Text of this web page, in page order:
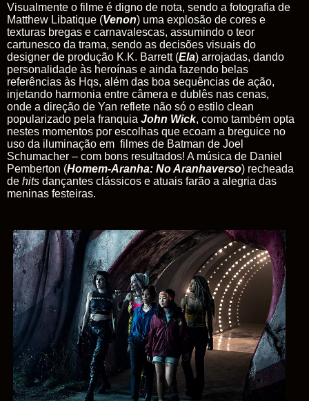
Visualmente o filme é digno de nota, sendo a fotografia de
Matthew Libatique (Venon) uma explosão de cores e
texturas bregas e carnavalescas, assumindo o teor
cartunesco da trama, sendo as decisões visuais do
designer de produção K.K. Barrett (Ela) arrojadas, dando
personalidade às heroínas e ainda fazendo belas
referências às Hqs, além das boa sequências de ação,
injetando harmonia entre câmera e dublês nas cenas,
onde a direção de Yan reflete não só o estilo clean
popularizado pela franquia John Wick, como também opta
nestes momentos por escolhas que ecoam a breguice no
uso da iluminação em filmes de Batman de Joel
Schumacher – com bons resultados! A música de Daniel
Pemberton (Homem-Aranha: No Aranhaverso) recheada
de hits dançantes clássicos e atuais farão a alegria das
meninas festeiras.